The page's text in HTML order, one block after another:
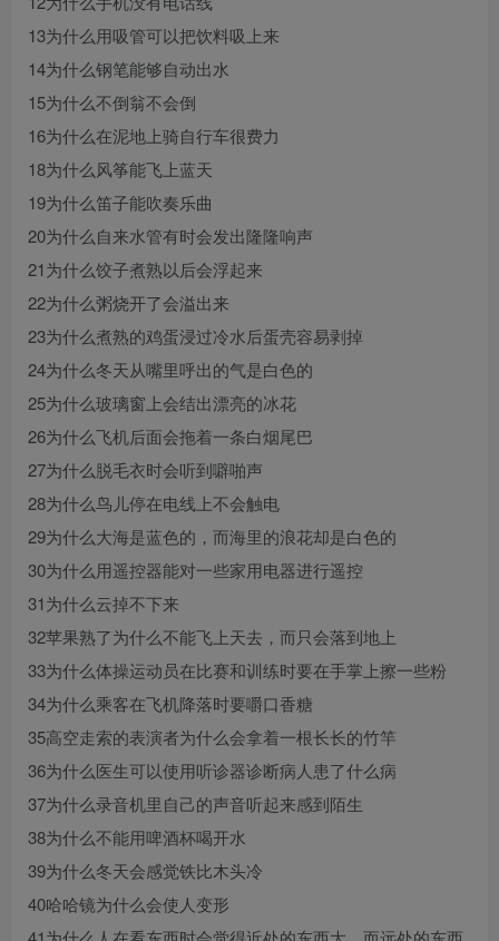
13为什么用吸管可以把饮料吸上来
14为什么钢笔能够自动出水
15为什么不倒翁不会倒
16为什么在泥地上骑自行车很费力
18为什么风筝能飞上蓝天
19为什么笛子能吹奏乐曲
20为什么自来水管有时会发出隆隆响声
21为什么饺子煮熟以后会浮起来
22为什么粥烧开了会溢出来
23为什么煮熟的鸡蛋浸过冷水后蛋壳容易剥掉
24为什么冬天从嘴里呼出的气是白色的
25为什么玻璃窗上会结出漂亮的冰花
26为什么飞机后面会拖着一条白烟尾巴
27为什么脱毛衣时会听到噼啪声
28为什么鸟儿停在电线上不会触电
29为什么大海是蓝色的，而海里的浪花却是白色的
30为什么用遥控器能对一些家用电器进行遥控
31为什么云掉不下来
32苹果熟了为什么不能飞上天去，而只会落到地上
33为什么体操运动员在比赛和训练时要在手掌上擦一些粉
34为什么乘客在飞机降落时要嚼口香糖
35高空走索的表演者为什么会拿着一根长长的竹竿
36为什么医生可以使用听诊器诊断病人患了什么病
37为什么录音机里自己的声音听起来感到陌生
38为什么不能用啤酒杯喝开水
39为什么冬天会感觉铁比木头冷
40哈哈镜为什么会使人变形